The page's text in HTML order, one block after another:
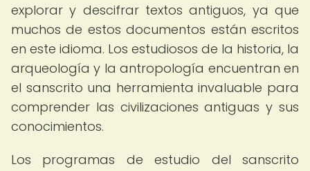
explorar y descifrar textos antiguos, ya que
muchos de estos documentos están escritos
en este idioma. Los estudiosos de la historia, la
arqueología y la antropología encuentran en
el sanscrito una herramienta invaluable para
comprender las civilizaciones antiguas y sus
conocimientos.
Los programas de estudio del sanscrito